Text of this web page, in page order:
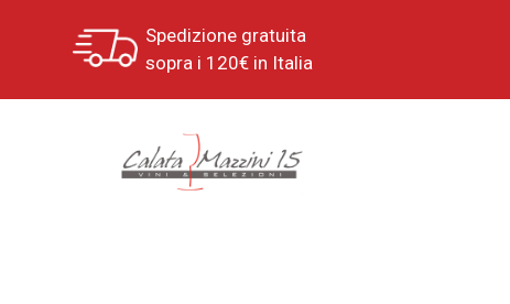
Spedizione gratuita
sopra i 120€ in Italia